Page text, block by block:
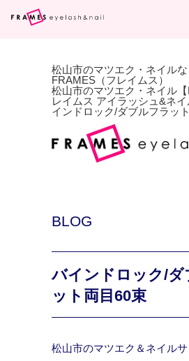
松山市のマツエク・ネイルな
FRAMES（フレイムス）
松山市のマツエク・ネイル
レイムス アイラッシュ&ネイ
インドロック/ダブルフラッ
BLOG
バインドロック/ダ
ット両目60束
松山市のマツエク＆ネイル